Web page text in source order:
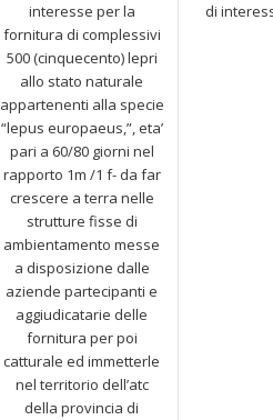
interesse per la
fornitura di complessivi
500 (cinquecento) lepri
allo stato naturale
appartenenti alla specie
“lepus europaeus,”, eta’
pari a 60/80 giorni nel
rapporto 1m /1 f- da far
crescere a terra nelle
strutture fisse di
ambientamento messe
a disposizione dalle
aziende partecipanti e
aggiudicatarie delle
fornitura per poi
catturale ed immetterle
nel territorio dell’atc
della provincia di
di